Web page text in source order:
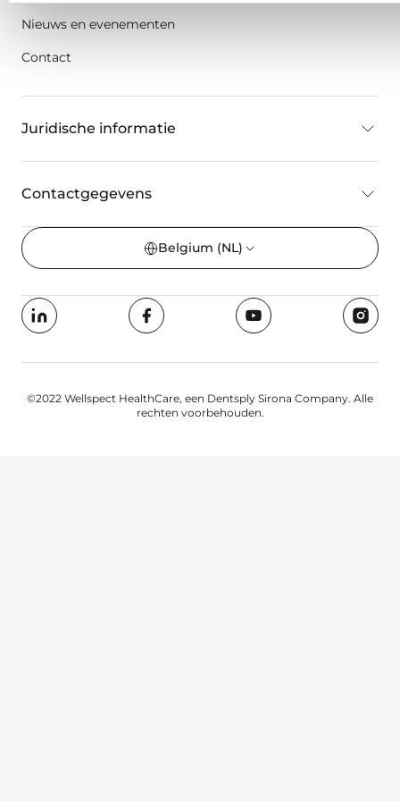
Nieuws en evenementen
Contact
Juridische informatie
Contactgegevens
Belgium (NL)
©2022 Wellspect HealthCare, een Dentsply Sirona Company. Alle
rechten voorbehouden.